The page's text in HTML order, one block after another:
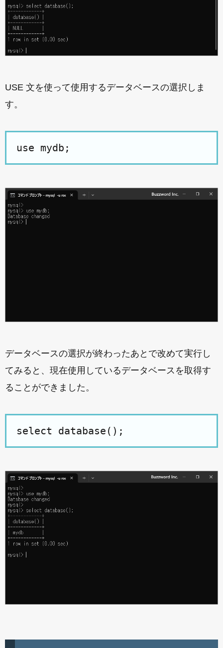
USE 文を使って使用するデータベースの選択しま
す。
use mydb;
データベースの選択が終わったあとで改めて実行し
てみると、現在使用しているデータベースを取得す
ることができました。
select database();